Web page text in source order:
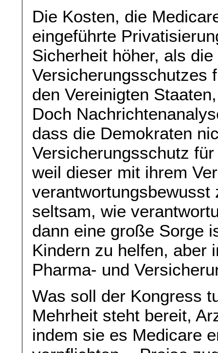
Die Kosten, die
eingeführte
Sicherheit höher, als
Versicherungsschutzes
den Vereinigten
Doch
dass die Demokraten
Versicherungsschutz
weil dieser mit ihrem
seltsam, wie
dann eine große Sorge
Kindern zu helfen, aber
Pharma- und
Was soll der Kongress
Mehrheit steht bereit,
indem sie es Medicare